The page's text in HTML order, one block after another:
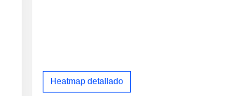
Heatmap detallado